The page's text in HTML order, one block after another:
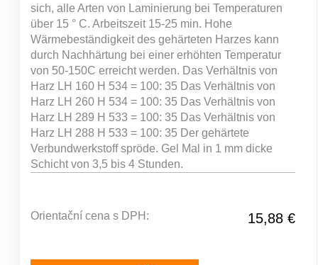
sich, alle Arten von Laminierung bei Temperaturen
über 15 ° C. Arbeitszeit 15-25 min. Hohe
Wärmebeständigkeit des gehärteten Harzes kann
durch Nachhärtung bei einer erhöhten Temperatur
von 50-150C erreicht werden. Das Verhältnis von
Harz LH 160 H 534 = 100: 35 Das Verhältnis von
Harz LH 260 H 534 = 100: 35 Das Verhältnis von
Harz LH 289 H 533 = 100: 35 Das Verhältnis von
Harz LH 288 H 533 = 100: 35 Der gehärtete
Verbundwerkstoff spröde. Gel Mal in 1 mm dicke
Schicht von 3,5 bis 4 Stunden.
15,88 €
Orientační cena s DPH: